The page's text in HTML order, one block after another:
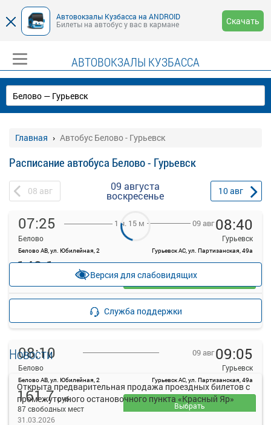
Автовокзалы Кузбасса на ANDROID
Билеты на автобус у вас в кармане
Скачать
АВТОВОКЗАЛЫ КУЗБАССА
Главная Автобус Белово - Гурьевск
Расписание автобуса Белово - Гурьевск
08 авг 09 августа
воскресенье 10авг
07:25
Белово
Белово АВ, ул. Юбилейная, 2
1 ч. 15 м 09 авг08:40
Гурьевск
Гурьевск АС, ул. Партизанская, 49а
149.1
52 свободных мест
Выбрать
08:10
Белово
Белово АВ, ул. Юбилейная, 2
09 авг09:05
Гурьевск
Гурьевск АС, ул. Партизанская, 49а
161.7 руб.
87 свободных мест
Выбрать
Версия для слабовидящих
Служба поддержки
Новости
Открыта предварительная продажа проездных билетов с
промежуточного остановочного пункта «Красный Яр»
31.03.2026